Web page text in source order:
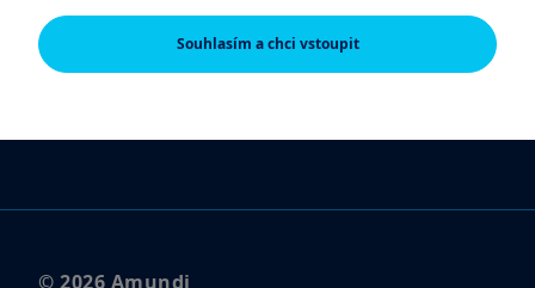
Tyto webové stránky jsou určeny výhradně k poskytování
informací o společnostech Amundi CR a skupině Amundi a o
produktech schválených pro trh v České republice. Informace o
produktech jsou poskytovány pouze v obecné rovině, nebyl
může být vyhodnocen až na základě informací, které o sobě
Souhlasím a chci vstoupit
SLEDUJTE NÁS
© 2026 Amundi